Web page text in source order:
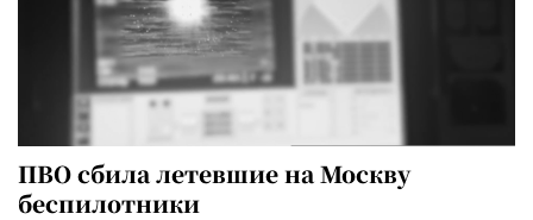
ПВО сбила летевшие на Москву
беспилотники